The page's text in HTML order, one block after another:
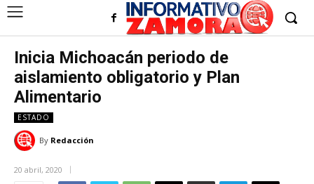
Inicia Michoacán periodo de
aislamiento obligatorio y Plan
Alimentario
ESTADO
By Redacción
20 abril, 2020